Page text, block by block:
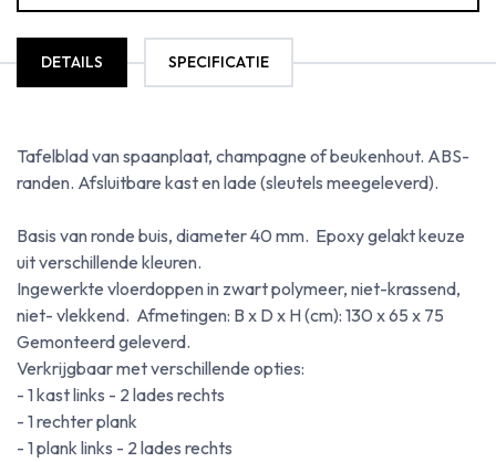
DETAILS SPECIFICATIE
Tafelblad van spaanplaat, champagne of beukenhout. ABS-
randen. Afsluitbare kast en lade (sleutels meegeleverd).
Basis van ronde buis, diameter 40 mm. Epoxy gelakt keuze
uit verschillende kleuren.
Ingewerkte vloerdoppen in zwart polymeer, niet-krassend,
niet- vlekkend. Afmetingen: B x D x H (cm): 130 x 65 x 75
Gemonteerd geleverd.
Verkrijgbaar met verschillende opties:
- 1 kast links - 2 lades rechts
- 1 rechter plank
- 1 plank links - 2 lades rechts